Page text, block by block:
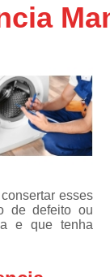
Tecnica Ar
Tecnica
Tecnica de
Tecnica
Ar Condicionado
Geladeira
Assistencia
esses
de defeito ou
e que tenha